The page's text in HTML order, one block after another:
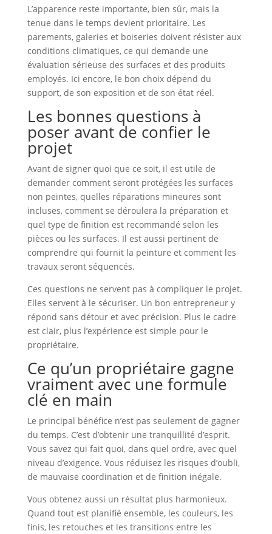
L’apparence reste importante, bien sûr, mais la
tenue dans le temps devient prioritaire. Les
parements, galeries et boiseries doivent résister aux
conditions climatiques, ce qui demande une
évaluation sérieuse des surfaces et des produits
employés. Ici encore, le bon choix dépend du
support, de son exposition et de son état réel.
Les bonnes questions à
poser avant de confier le
projet
Avant de signer quoi que ce soit, il est utile de
demander comment seront protégées les surfaces
non peintes, quelles réparations mineures sont
incluses, comment se déroulera la préparation et
quel type de finition est recommandé selon les
pièces ou les surfaces. Il est aussi pertinent de
comprendre qui fournit la peinture et comment les
travaux seront séquencés.
Ces questions ne servent pas à compliquer le projet.
Elles servent à le sécuriser. Un bon entrepreneur y
répond sans détour et avec précision. Plus le cadre
est clair, plus l’expérience est simple pour le
propriétaire.
Ce qu’un propriétaire gagne
vraiment avec une formule
clé en main
Le principal bénéfice n’est pas seulement de gagner
du temps. C’est d’obtenir une tranquillité d’esprit.
Vous savez qui fait quoi, dans quel ordre, avec quel
niveau d’exigence. Vous réduisez les risques d’oubli,
de mauvaise coordination et de finition inégale.
Vous obtenez aussi un résultat plus harmonieux.
Quand tout est planifié ensemble, les couleurs, les
finis, les retouches et les transitions entre les